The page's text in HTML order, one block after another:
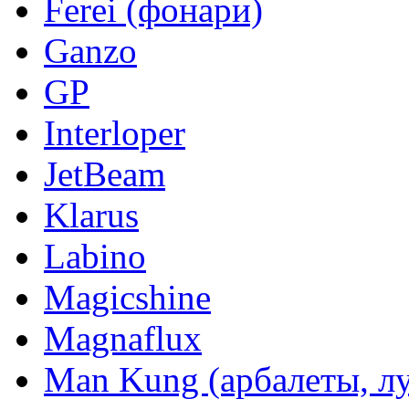
Ferei (фонари)
Ganzo
GP
Interloper
JetBeam
Klarus
Labino
Magicshine
Magnaflux
Man Kung (арбалеты,